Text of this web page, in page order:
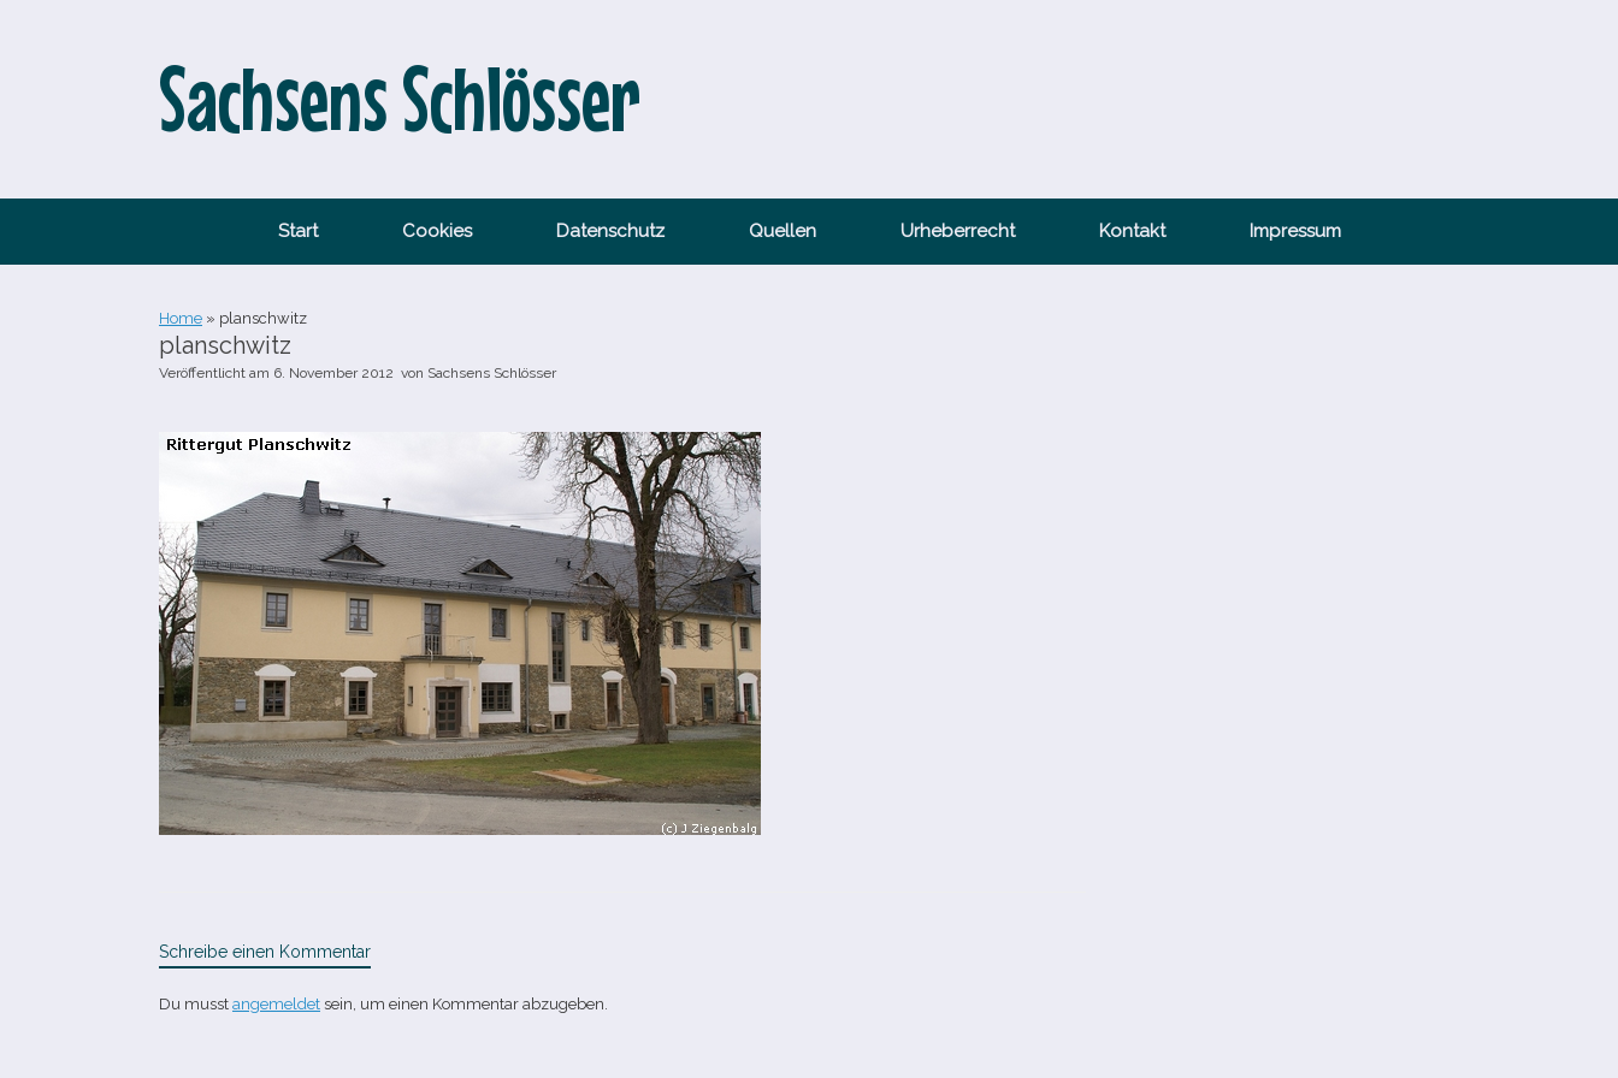
Sachsens Schlösser
Start Cookies Datenschutz Quellen Urheberrecht Kontakt Impressum
Home » planschwitz
planschwitz
Veröffentlicht am 6. November 2012 von Sachsens Schlösser
Schreibe einen Kommentar
Du musst angemeldet sein, um einen Kommentar abzugeben.